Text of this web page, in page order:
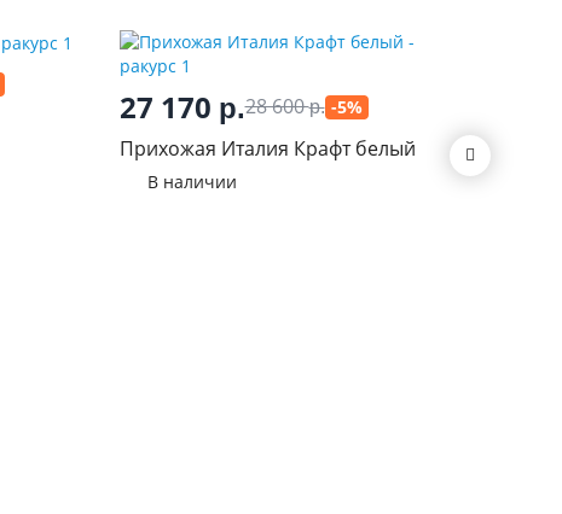
27 170 р.28 600р. -5%
Прихожая Италия Крафт белый
В наличии